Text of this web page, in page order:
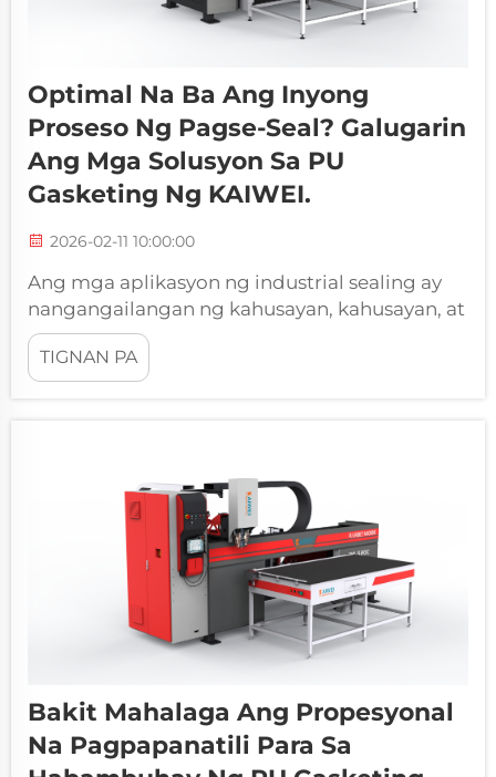
Optimal Na Ba Ang Inyong
Proseso Ng Pagse-Seal? Galugarin
Ang Mga Solusyon Sa PU
Gasketing Ng KAIWEI.
2026-02-11 10:00:00
Ang mga aplikasyon ng industrial sealing ay
nangangailangan ng kahusayan, kahusayan, at
katiyakan upang matiyak ang optimal na
pagganap sa iba't ibang sektor. Ang mga
pasilidad sa pagmamanupaktura sa buong
TIGNAN PA
Bakit Mahalaga Ang Propesyonal
Na Pagpapanatili Para Sa